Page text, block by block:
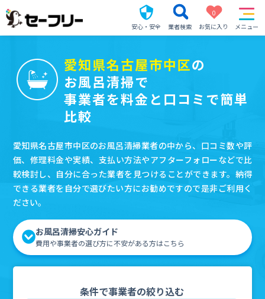
安心・安全 業者検索
0
お気に入り
メニュー
愛知県名古屋市中区の
お風呂清掃で
事業者を料金と口コミで簡単
比較
愛知県名古屋市中区のお風呂清掃業者の中から、口コミ数や評
価、修理料金や実績、支払い方法やアフターフォローなどで比
較検討し、自分に合った業者を見つけることができます。納得
できる業者を自分で選びたい方にお勧めですので是非ご利用く
ださい。
お風呂清掃安心ガイド
費用や事業者の選び方に不安がある方はこちら
条件で事業者の絞り込む